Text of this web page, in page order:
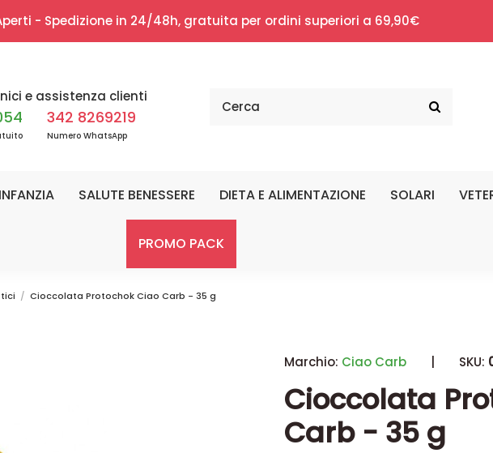
- Spedizione in 24/48h, gratuita per ordini superiori a 69,90€
e assistenza clienti
342 8269219
Numero WhatsApp
SALUTE BENESSERE DIETA E ALIMENTAZIONE SOLARI
PROMO PACK
Cioccolata Protochok Ciao Carb - 35 g
Marchio: Ciao Carb | SKU:
Cioccolata
Carb - 35 g